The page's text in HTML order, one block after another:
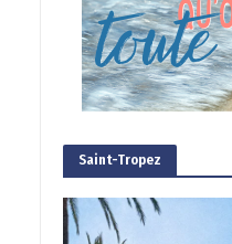
Saint-Tropez